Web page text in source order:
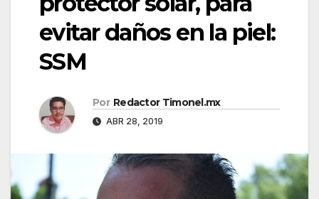
evitar daños en la piel:
SSM
Por Redactor Timonel.mx
ABR 28, 2019